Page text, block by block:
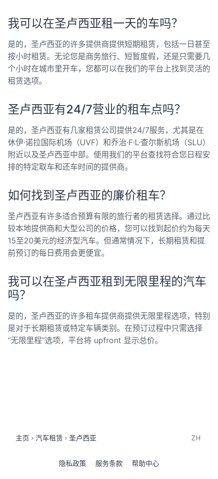
我可以在圣卢西亚租一天的车吗？
是的，圣卢西亚的许多提供商提供短期租赁，包括一日甚至
按小时租赁。无论您是商务旅行、短暂度假，还是只需要几
个小时在城市里开车，您都可以在我们的平台上找到灵活的
租赁选项。
圣卢西亚有24/7营业的租车点吗？
是的，圣卢西亚有几家租赁公司提供24/7服务，尤其是在
休伊·诺拉国际机场（UVF）和乔治·F·L·查尔斯机场（SLU）
附近以及圣卢西亚中部。使用我们的平台查找符合您日程安
排的特定取车和还车时间的提供商。
如何找到圣卢西亚的廉价租车？
圣卢西亚有许多适合预算有限的旅行者的租赁选择。通过比
较本地提供商和大型公司的价格，您可以找到起价约为每天
15至20美元的经济型汽车。但通常情况下，长期租赁和提
前预订的每日费用会更便宜。
我可以在圣卢西亚租到无限里程的汽车
吗？
是的，圣卢西亚的许多租车提供商提供无限里程选项，特别
是对于长期租赁或特定车辆类别。在预订过程中只需选择
“无限里程”选项，平台将 upfront 显示总价。
主页 汽车租赁 圣卢西亚 ZH
隐私政策 服务条款 帮助中心